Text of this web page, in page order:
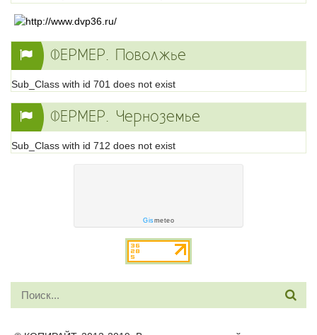
ФЕРМЕР. Поволжье
Sub_Class with id 701 does not exist
ФЕРМЕР. Черноземье
Sub_Class with id 712 does not exist
Gismeteo